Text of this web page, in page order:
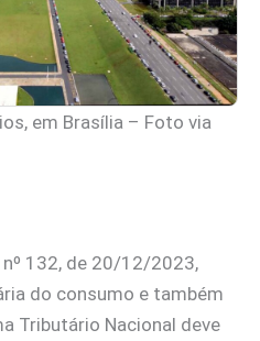
em Brasília – Foto via
132, de 20/12/2023,
do consumo e também
Tributário Nacional deve